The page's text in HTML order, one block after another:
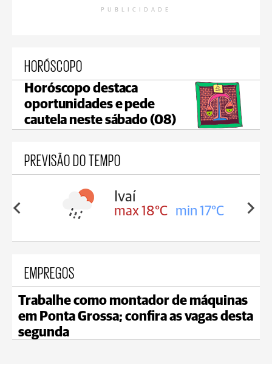
PUBLICIDADE
HORÓSCOPO
Horóscopo destaca
oportunidades e pede
cautela neste sábado (08)
PREVISÃO DO TEMPO
16°C
Ivaí
max 18°C min 17°C
EMPREGOS
Trabalhe como montador de máquinas
em Ponta Grossa; confira as vagas desta
segunda